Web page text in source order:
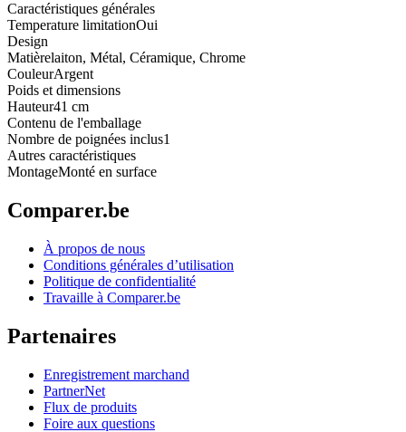
Caractéristiques générales
Temperature limitationOui
Design
Matièrelaiton, Métal, Céramique, Chrome
CouleurArgent
Poids et dimensions
Hauteur41 cm
Contenu de l'emballage
Nombre de poignées inclus1
Autres caractéristiques
MontageMonté en surface
Comparer.be
À propos de nous
Conditions générales d’utilisation
Politique de confidentialité
Travaille à Comparer.be
Partenaires
Enregistrement marchand
PartnerNet
Flux de produits
Foire aux questions